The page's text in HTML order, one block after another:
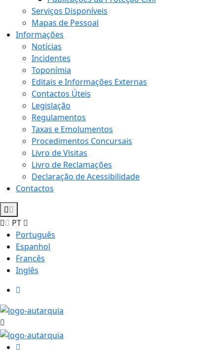
Serviços Disponíveis
Mapas de Pessoal
Informações
Notícias
Incidentes
Toponímia
Editais e Informações Externas
Contactos Úteis
Legislação
Regulamentos
Taxas e Emolumentos
Procedimentos Concursais
Livro de Visitas
Livro de Reclamações
Declaração de Acessibilidade
Contactos
PT
Português
Espanhol
Francês
Inglês